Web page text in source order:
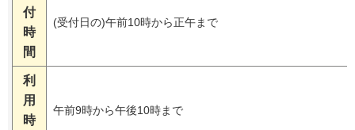
付
時
間
(受付日の)午前10時から正午まで
利
用
時
午前9時から午後10時まで